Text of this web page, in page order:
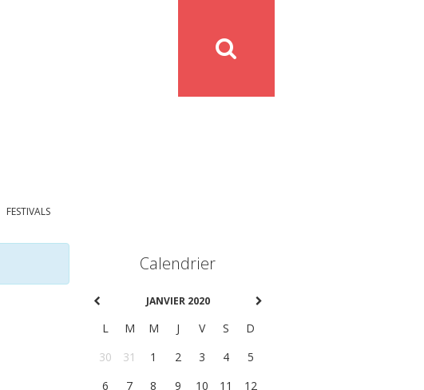
FESTIVALS
Calendrier
JANVIER 2020
L M M J V S
D
30
31 1 2 3 4
5
6
7 8 9 10 11
12